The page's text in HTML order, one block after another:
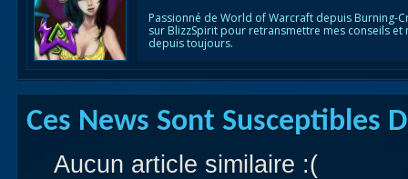
Val
Passionné de World of Warcraft depuis Burning-
sur BlizzSpirit pour retransmettre mes conseils
depuis toujours.
Ces News Sont Susceptibles
Aucun article similaire :(